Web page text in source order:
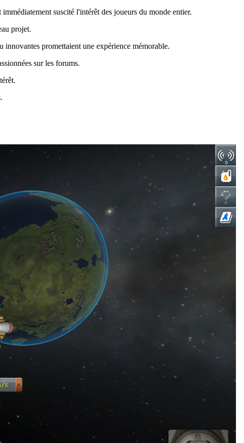
suscité l'intérêt des joueurs du monde entier.
projet.
promettaient une expérience mémorable.
sur les forums.